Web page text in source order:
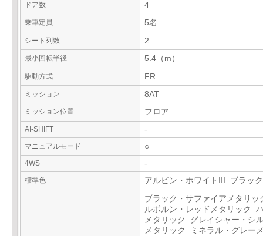
ドア数 4
乗車定員 5名
シート列数 2
最小回転半径 5.4（m）
駆動方式 FR
ミッション 8AT
ミッション位置 フロア
AI-SHIFT -
マニュアルモード ○
4WS -
標準色 アルピン・ホワイトIII ブラッ
ブラック・サファイアメタリ
ルボルン・レッドメタリック
メタリック グレイシャー・シ
メタリック ミネラル・グレー